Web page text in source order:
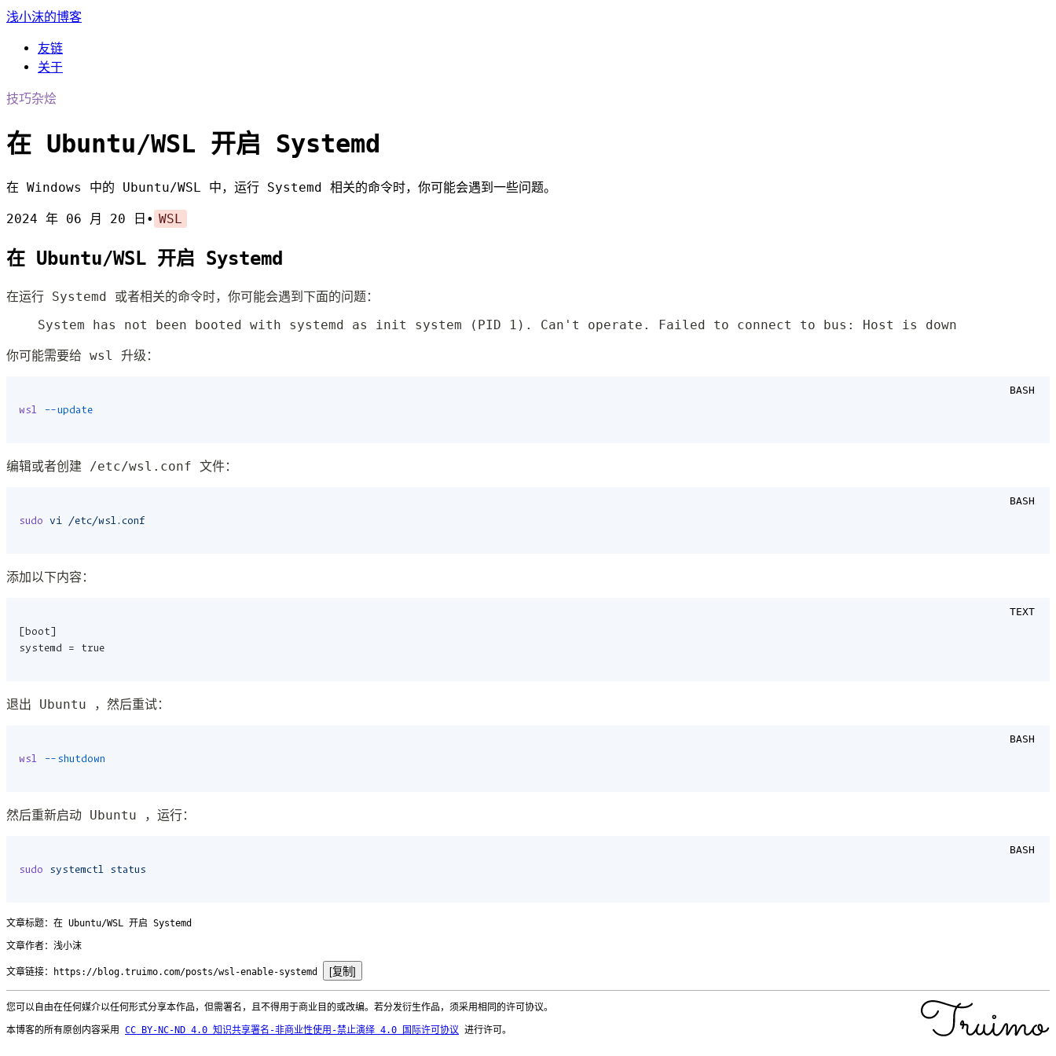
浅小沫的博客
友链
关于
技巧杂烩
在 Ubuntu/WSL 开启 Systemd
在 Windows 中的 Ubuntu/WSL 中，运行 Systemd 相关的命令时，你可能会遇到一些问题。
2024 年 06 月 20 日 • WSL
在 Ubuntu/WSL 开启 Systemd
在运行 Systemd 或者相关的命令时，你可能会遇到下面的问题：
System has not been booted with systemd as init system (PID 1). Can't operate. Failed to connect to bus: Host is down
你可能需要给 wsl 升级：
BASH
wsl --update
编辑或者创建 /etc/wsl.conf 文件：
BASH
sudo vi /etc/wsl.conf
添加以下内容：
TEXT
[boot]
systemd = true
退出 Ubuntu ，然后重试：
BASH
wsl --shutdown
然后重新启动 Ubuntu ，运行：
BASH
sudo systemctl status
文章标题： 在 Ubuntu/WSL 开启 Systemd
文章作者：浅小沫
文章链接： https://blog.truimo.com/posts/wsl-enable-systemd [复制]
您可以自由在任何媒介以任何形式分享本作品，但需署名，且不得用于商业目的或改编。若分发衍生作品，须采用相同的许可协议。
本博客的所有原创内容采用 CC BY-NC-ND 4.0 知识共享署名-非商业性使用-禁止演绎 4.0 国际许可协议 进行许可。